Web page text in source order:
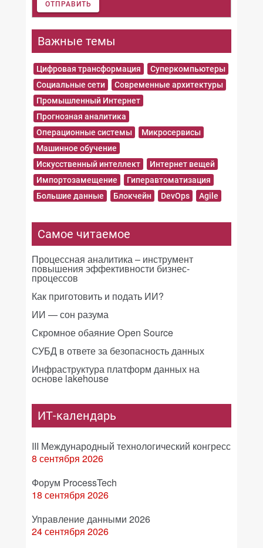
ОТПРАВИТЬ
Важные темы
Цифровая трансформация
Суперкомпьютеры
Социальные сети
Современные архитектуры
Промышленный Интернет
Прогнозная аналитика
Операционные системы
Микросервисы
Машинное обучение
Искусственный интеллект
Интернет вещей
Импортозамещение
Гиперавтоматизация
Большие данные
Блокчейн DevOps Agile
Самое читаемое
Процессная аналитика – инструмент
повышения эффективности бизнес-
процессов
Как приготовить и подать ИИ?
ИИ — сон разума
Скромное обаяние Open Source
СУБД в ответе за безопасность данных
Инфраструктура платформ данных на
основе lakehouse
ИТ-календарь
III Международный технологический конгресс
8 сентября 2026
Форум ProcessTech
18 сентября 2026
Управление данными 2026
24 сентября 2026